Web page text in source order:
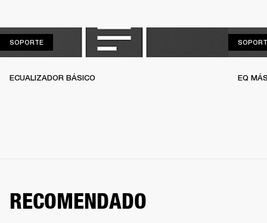
SOPORTESOPORTE
ECUALIZADOR BÁSICO EQ
RECOMENDADO